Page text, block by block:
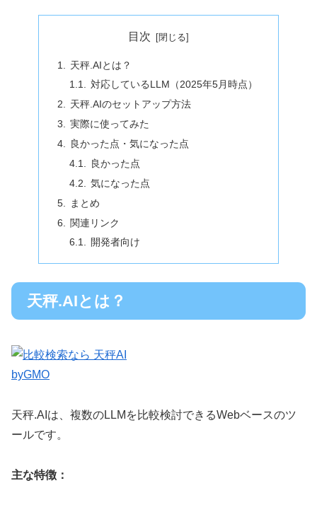
目次
天秤.AIとは？
対応しているLLM（2025年5月時点）
天秤.AIのセットアップ方法
実際に使ってみた
良かった点・気になった点
良かった点
気になった点
まとめ
関連リンク
開発者向け
天秤.AIとは？
天秤.AIは、複数のLLMを比較検討できるWebベースのツ
ールです。
主な特徴：